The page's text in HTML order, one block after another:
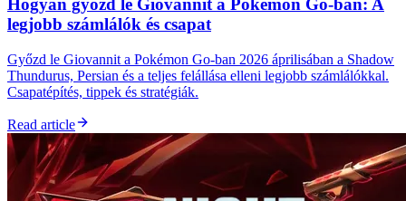
Hogyan győzd le Giovannit a Pokémon Go-ban: A
legjobb számlálók és csapat
Győzd le Giovannit a Pokémon Go-ban 2026 áprilisában a Shadow
Thundurus, Persian és a teljes felállása elleni legjobb számlálókkal.
Csapatépítés, tippek és stratégiák.
Read article